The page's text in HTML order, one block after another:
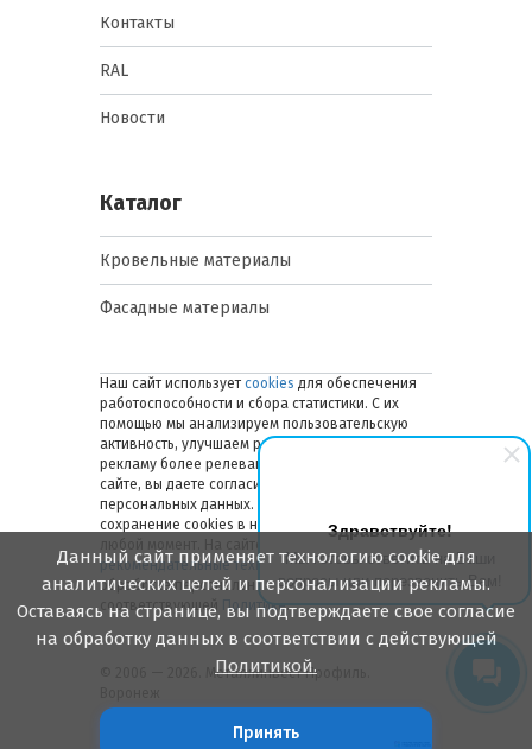
Здравствуйте!
Мы готовы ответить на Ваши
вопросы или перезвонить Вам!
Контакты
RAL
Новости
Каталог
Кровельные материалы
Фасадные материалы
Наш сайт использует cookies для обеспечения
работоспособности и сбора статистики. С их
помощью мы анализируем пользовательскую
активность, улучшаем работу сайта и делаем
рекламу более релевантной. Оставаясь на
сайте, вы даете согласие на обработку ваших
персональных данных. Вы можете отключить
сохранение cookies в настройках браузера в
любой момент. На сайте также применяются
рекомендательные технологии. Подробнее об
обработке персональных данных — в
соответствующей
Политике.
© 2006 — 2026. Металлинвест Профиль.
Данный сайт применяет технологию cookie для
аналитических целей и персонализации рекламы.
Оставаясь на странице, вы подтверждаете свое согласие
на обработку данных в соответствии с действующей
Политикой.
Принять